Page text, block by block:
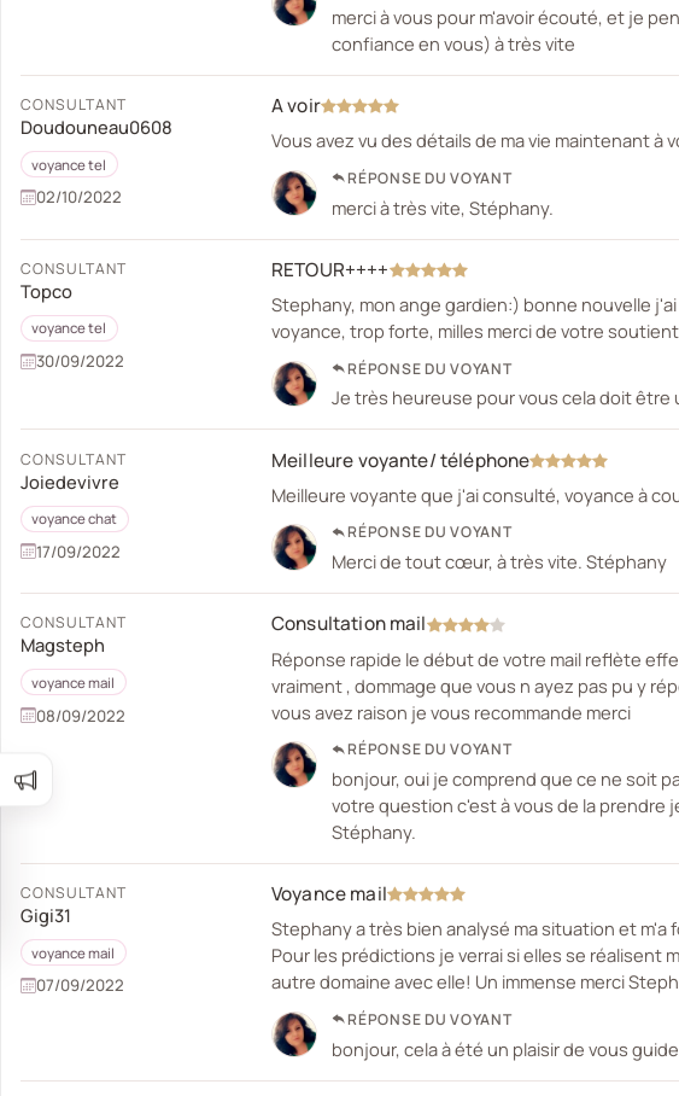
merci à vous pour m'avoir écouté, et je
confiance en vous) à très vite
CONSULTANT
Doudouneau0608
voyance tel
02/10/2022
A voir
Vous avez vu des détails de ma vie maintenant à
RÉPONSE DU VOYANT
merci à très vite, Stéphany.
CONSULTANT
Topco
voyance tel
30/09/2022
RETOUR++++
Stephany, mon ange gardien:) bonne nouvelle
voyance, trop forte, milles merci de votre
RÉPONSE DU VOYANT
Je très heureuse pour vous cela doit
CONSULTANT
Joiedevivre
voyance chat
17/09/2022
Meilleure voyante/ téléphone
Meilleure voyante que j'ai consulté, voyance à
RÉPONSE DU VOYANT
Merci de tout cœur, à très vite. Stéphany
CONSULTANT
Magsteph
voyance mail
08/09/2022
Consultation mail
Réponse rapide le début de votre mail reflète
vraiment , dommage que vous n ayez pas pu y
vous avez raison je vous recommande merci
RÉPONSE DU VOYANT
bonjour, oui je comprend que ce ne soit
votre question c'est à vous de la prendre
Stéphany.
CONSULTANT
Gigi31
voyance mail
07/09/2022
Voyance mail
Stephany a très bien analysé ma situation et
Pour les prédictions je verrai si elles se réalisent
autre domaine avec elle! Un immense merci
RÉPONSE DU VOYANT
bonjour, cela à été un plaisir de vous